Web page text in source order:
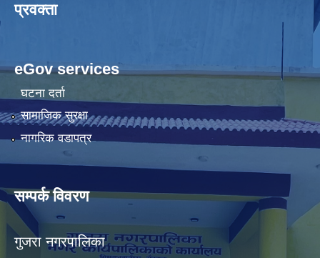
प्रवक्ता
eGov services
घटना दर्ता
सामाजिक सुरक्षा
नागरिक वडापत्र
सम्पर्क विवरण
गुजरा नगरपालिका